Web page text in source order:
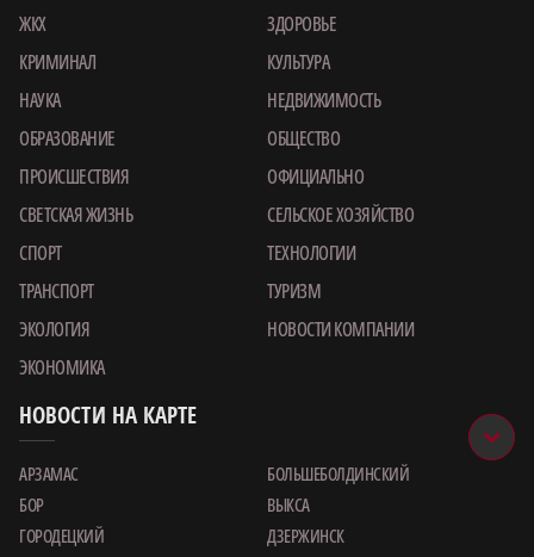
ЖКХ
ЗДОРОВЬЕ
КРИМИНАЛ
КУЛЬТУРА
НАУКА
НЕДВИЖИМОСТЬ
ОБРАЗОВАНИЕ
ОБЩЕСТВО
ПРОИСШЕСТВИЯ
ОФИЦИАЛЬНО
СВЕТСКАЯ ЖИЗНЬ
СЕЛЬСКОЕ ХОЗЯЙСТВО
СПОРТ
ТЕХНОЛОГИИ
ТРАНСПОРТ
ТУРИЗМ
ЭКОЛОГИЯ
НОВОСТИ КОМПАНИИ
ЭКОНОМИКА
НОВОСТИ НА КАРТЕ
АРЗАМАС
БОЛЬШЕБОЛДИНСКИЙ
БОР
ВЫКСА
ГОРОДЕЦКИЙ
ДЗЕРЖИНСК